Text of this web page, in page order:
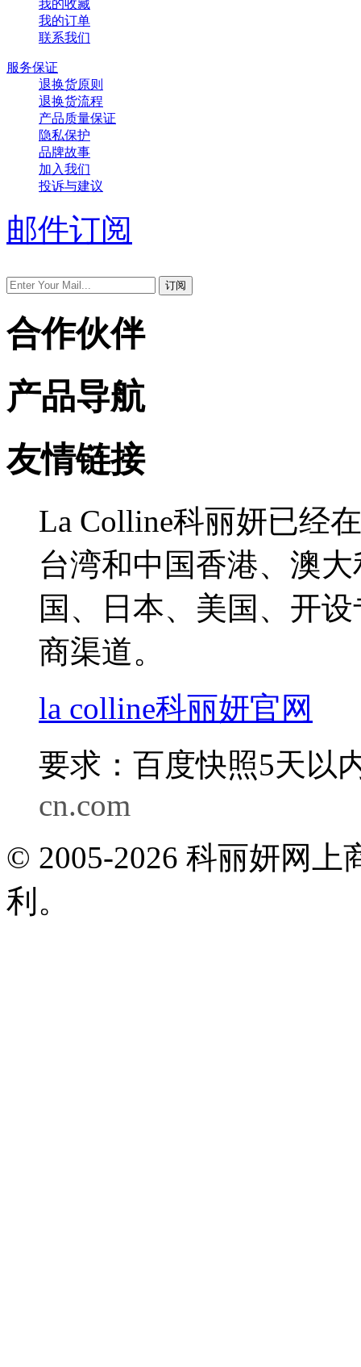
我的收藏
我的订单
联系我们
服务保证
退换货原则
退换货流程
产品质量保证
隐私保护
品牌故事
加入我们
投诉与建议
邮件订阅
合作伙伴
产品导航
友情链接
La Colline科丽妍已经
台湾和中国香港、澳
国、日本、美国、开
商渠道。
la colline科丽妍官网
要求：百度快照5天以
cn.com
© 2005-2026 科丽妍网
利。